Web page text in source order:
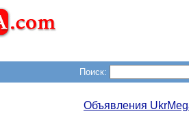
Поиск:
Объявления